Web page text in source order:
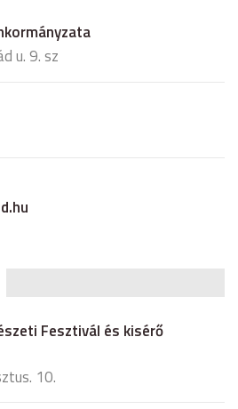
u. 9. sz
Fesztivál és kisérő
10.